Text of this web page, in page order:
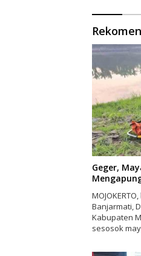
Geger,
Banjarmati,
Kabupaten
sesosok